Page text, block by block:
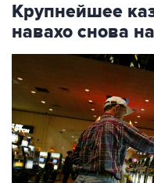
Крупнейшее
навахо снова